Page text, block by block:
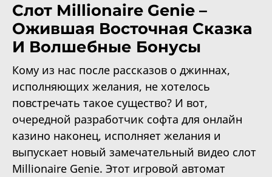
Слот Millionaire Genie –
Ожившая Восточная Сказка
И Волшебные Бонусы
Кому из нас после рассказов о джиннах,
исполняющих желания, не хотелось
повстречать такое существо? И вот,
очередной разработчик софта для онлайн
казино наконец, исполняет желания и
выпускает новый замечательный видео слот
Millionaire Genie. Этот игровой автомат